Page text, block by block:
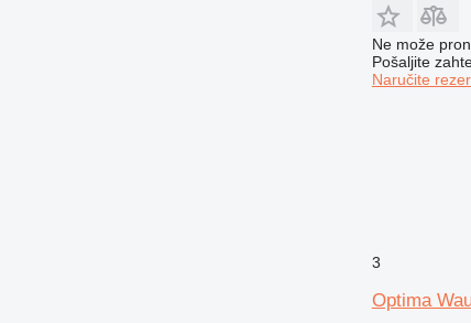
Ne može
Pošaljite
Naručite
3
Optima